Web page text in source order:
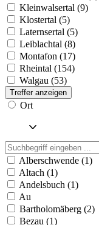
Kleinwalsertal (9)
Klostertal (5)
Laternsertal (5)
Leiblachtal (8)
Montafon (17)
Rheintal (154)
Walgau (53)
Treffer anzeigen
Ort
Alberschwende (1)
Altach (1)
Andelsbuch (1)
Au
Bartholomäberg (2)
Bezau (1)